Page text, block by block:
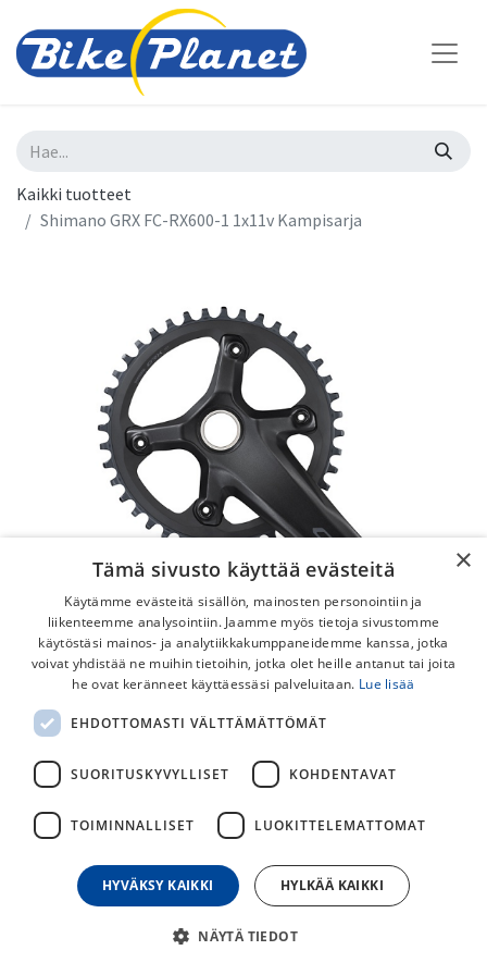
Kaikki tuotteet
Shimano GRX FC-RX600-1 1x11v Kampisarja
Shimano GRX FC-RX600-1 1x11v
Kampisarja
Shimano GRX FC-RX600-1 kampisarja. Sopii 1x11-vaihteisiin
gravel-pyöriin.
185,00€
×
Tämä sivusto käyttää evästeitä
Käytämme evästeitä sisällön, mainosten personointiin ja
liikenteemme analysointiin. Jaamme myös tietoja sivustomme
käytöstäsi mainos- ja analytiikkakumppaneidemme kanssa, jotka
voivat yhdistää ne muihin tietoihin, jotka olet heille antanut tai joita
he ovat keränneet käyttäessäsi palveluitaan. Lue lisää
EHDOTTOMASTI VÄLTTÄMÄTTÖMÄT
SUORITUSKYVYLLISET KOHDENTAVAT
TOIMINNALLISET LUOKITTELEMATTOMAT
HYVÄKSY KAIKKI HYLKÄÄ KAIKKI
NÄYTÄ TIEDOT